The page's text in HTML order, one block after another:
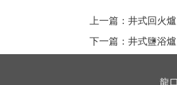
上一篇： 井式回火爐
下一篇： 井式鹽浴爐
龍